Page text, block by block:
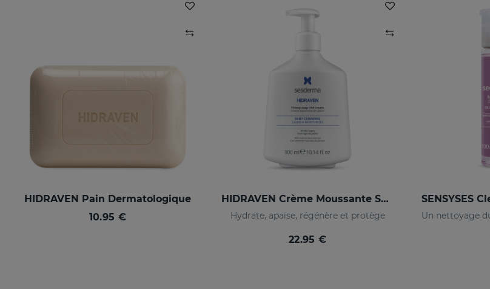
HIDRAVEN Pain Dermatologique
10.95 €
HIDRAVEN Crème Moussante Sans Savon
Hydrate, apaise, régénère et protège
22.95 €